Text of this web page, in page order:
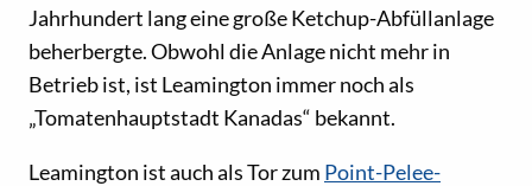
Jahrhundert lang eine große Ketchup-Abfüllanlage
beherbergte. Obwohl die Anlage nicht mehr in
Betrieb ist, ist Leamington immer noch als
„Tomatenhauptstadt Kanadas“ bekannt.
Leamington ist auch als Tor zum Point-Pelee-